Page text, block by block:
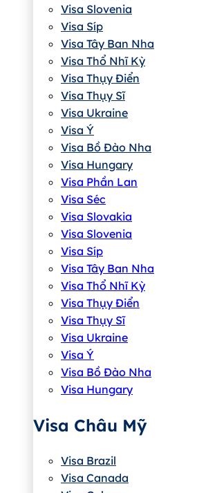
Visa Slovenia
Visa Síp
Visa Tây Ban Nha
Visa Thổ Nhĩ Kỳ
Visa Thụy Điển
Visa Thụy Sĩ
Visa Ukraine
Visa Ý
Visa Bồ Đào Nha
Visa Hungary
Visa Phần Lan
Visa Séc
Visa Slovakia
Visa Slovenia
Visa Síp
Visa Tây Ban Nha
Visa Thổ Nhĩ Kỳ
Visa Thụy Điển
Visa Thụy Sĩ
Visa Ukraine
Visa Ý
Visa Bồ Đào Nha
Visa Hungary
Visa Châu Mỹ
Visa Brazil
Visa Canada